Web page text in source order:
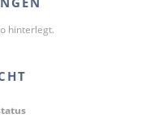
hinterlegt.